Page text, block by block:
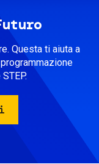
Questa ti aiuta a